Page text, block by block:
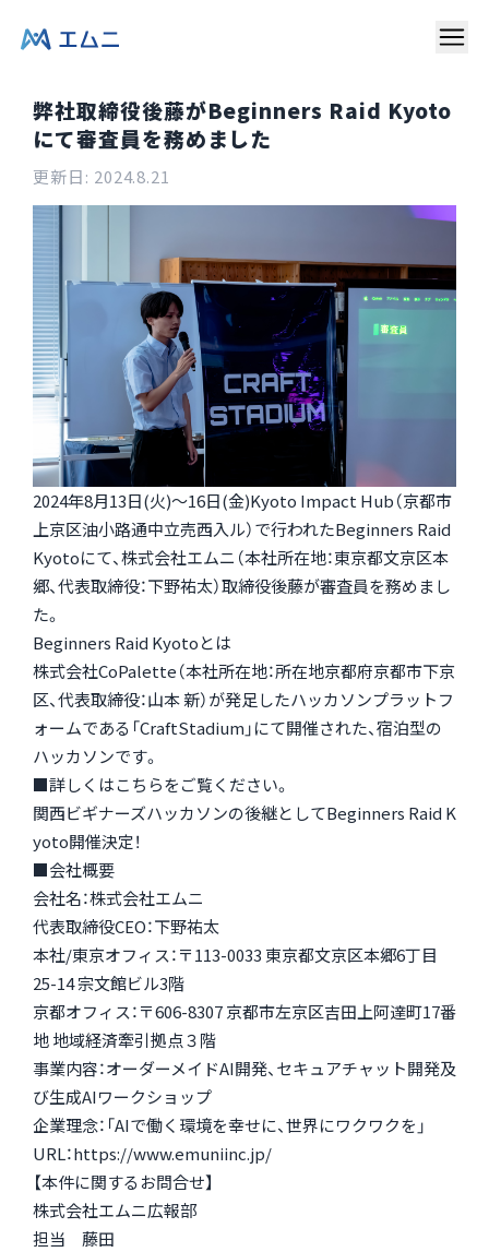
弊社取締役後藤がBeginners Raid Kyoto
にて審査員を務めました
更新日: 2024.8.21
2024年8月13日(火)〜16日(金)Kyoto Impact Hub（京都市
上京区油小路通中立売西入ル）で行われたBeginners Raid
Kyotoにて、株式会社エムニ（本社所在地：東京都文京区本
郷、代表取締役：下野祐太）取締役後藤が審査員を務めまし
た。
Beginners Raid Kyotoとは
株式会社CoPalette（本社所在地：所在地京都府京都市下京
区、代表取締役：山本 新）が発足したハッカソンプラットフ
ォームである「CraftStadium」にて開催された、宿泊型の
ハッカソンです。
■詳しくはこちらをご覧ください。
関西ビギナーズハッカソンの後継としてBeginners Raid K
yoto開催決定！
■会社概要
会社名：株式会社エムニ
代表取締役CEO：下野祐太
本社/東京オフィス：〒113-0033 東京都文京区本郷6丁目
25-14 宗文館ビル3階
京都オフィス：〒606-8307 京都市左京区吉田上阿達町17番
地 地域経済牽引拠点３階
事業内容：オーダーメイドAI開発、セキュアチャット開発及
び生成AIワークショップ
企業理念：「AIで働く環境を幸せに、世界にワクワクを」
URL：https://www.emuniinc.jp/
【本件に関するお問合せ】
株式会社エムニ広報部
担当 藤田